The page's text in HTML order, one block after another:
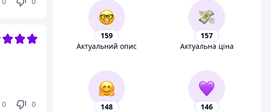
0 0
159
Актуальний опис
157
Актуальна ціна
148
146